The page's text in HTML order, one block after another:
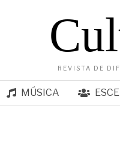
REVISTA DE
MÚSICA